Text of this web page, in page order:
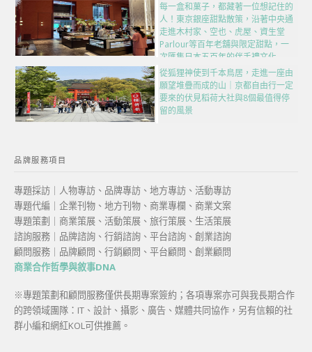
每一盒和菓子，都藏著一位想記住的
人！東京銀座甜點散策，沿著中央通
走進木村家、空也、虎屋、資生堂
Parlour等百年老舖與限定甜點，一
次匯集日本五百年的伴手禮文化
從狐狸神使到千本鳥居，走進一座由
願望堆疊而成的山｜京都自由行一定
要來的伏見稻荷大社與8個最值得停
留的風景
品牌服務項目
專題採訪｜人物專訪、品牌專訪、地方專訪、活動專訪
專題代編｜企業刊物、地方刊物、商業專欄、商業文案
專題策劃｜商業策展、活動策展、旅行策展、生活策展
諮詢服務｜品牌諮詢、行銷諮詢、平台諮詢、創業諮詢
顧問服務｜品牌顧問、行銷顧問、平台顧問、創業顧問
商業合作哲學與敘事DNA
※專題策劃和顧問服務僅供長期專案簽約；各項專案亦可與我長期合作
的跨領域團隊：IT、設計、攝影、廣告、媒體共同協作，另有信賴的社
群小編和網紅KOL可供推薦。